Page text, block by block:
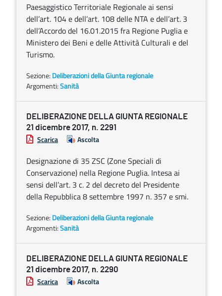
Paesaggistico Territoriale Regionale ai sensi
dell’art. 104 e dell’art. 108 delle NTA e dell’art. 3
dell’Accordo del 16.01.2015 fra Regione Puglia e
Ministero dei Beni e delle Attività Culturali e del
Turismo.
Sezione: Deliberazioni della Giunta regionale
Argomenti:Sanità
DELIBERAZIONE DELLA GIUNTA REGIONALE
21 dicembre 2017, n. 2291
Scarica Ascolta
Designazione di 35 ZSC (Zone Speciali di
Conservazione) nella Regione Puglia. Intesa ai
sensi dell’art. 3 c. 2 del decreto del Presidente
della Repubblica 8 settembre 1997 n. 357 e smi.
Sezione: Deliberazioni della Giunta regionale
Argomenti:Sanità
DELIBERAZIONE DELLA GIUNTA REGIONALE
21 dicembre 2017, n. 2290
Scarica Ascolta